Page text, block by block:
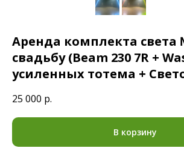
Аренда комплекта света
свадьбу (Beam 230 7R +
усиленных тотема +
25 000 р.
В корзину